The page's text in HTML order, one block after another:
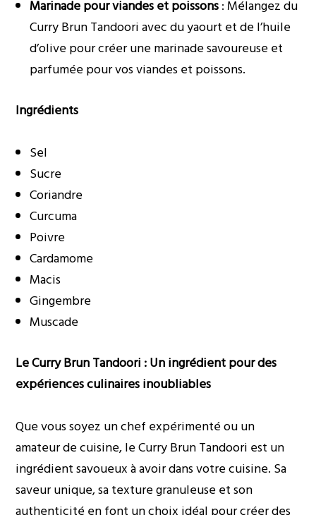
Marinade pour viandes et poissons: Mélangez du
Curry Brun Tandoori avec du yaourt et de l’huile
d’olive pour créer une marinade savoureuse et
parfumée pour vos viandes et poissons.
Ingrédients
Sel
Sucre
Coriandre
Curcuma
Poivre
Cardamome
Macis
Gingembre
Muscade
Le Curry Brun Tandoori : Un ingrédient pour des
expériences culinaires inoubliables
Que vous soyez un chef expérimenté ou un
amateur de cuisine, le Curry Brun Tandoori est un
ingrédient savoueux à avoir dans votre cuisine. Sa
saveur unique, sa texture granuleuse et son